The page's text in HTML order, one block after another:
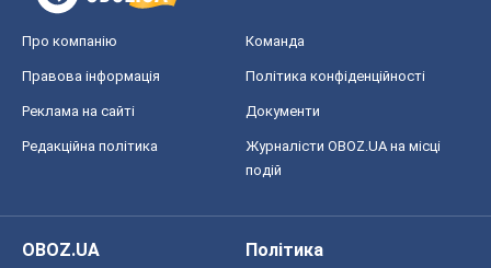
Про компанію Команда
Правова інформація Політика конфіденційності
Реклама на сайті Документи
Редакційна політика
Журналісти OBOZ.UA на місці
подій
OBOZ.UA
Політика